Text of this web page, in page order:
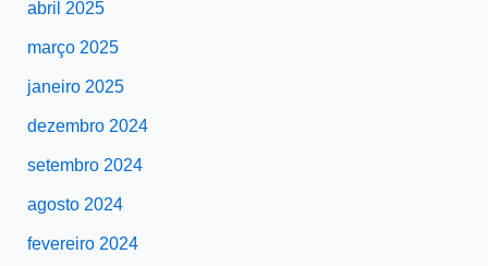
abril 2025
março 2025
janeiro 2025
dezembro 2024
setembro 2024
agosto 2024
fevereiro 2024